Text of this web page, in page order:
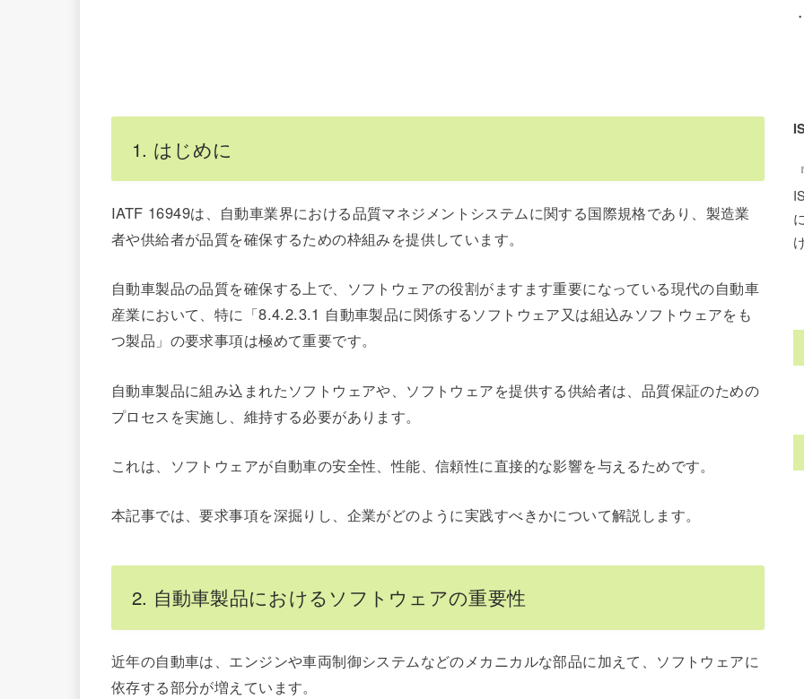
1. はじめに
IATF 16949は、自動車業界における品質マネジメントシステムに関する国際規格であり、製造業
者や供給者が品質を確保するための枠組みを提供しています。
自動車製品の品質を確保する上で、ソフトウェアの役割がますます重要になっている現代の自動車
産業において、特に「8.4.2.3.1 自動車製品に関係するソフトウェア又は組込みソフトウェアをも
つ製品」の要求事項は極めて重要です。
自動車製品に組み込まれたソフトウェアや、ソフトウェアを提供する供給者は、品質保証のための
プロセスを実施し、維持する必要があります。
これは、ソフトウェアが自動車の安全性、性能、信頼性に直接的な影響を与えるためです。
本記事では、要求事項を深掘りし、企業がどのように実践すべきかについて解説します。
2. 自動車製品におけるソフトウェアの重要性
近年の自動車は、エンジンや車両制御システムなどのメカニカルな部品に加えて、ソフトウェアに
依存する部分が増えています。